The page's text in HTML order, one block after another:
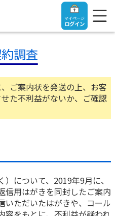
マイページ
ログイン
グイン
調査
ご案内状を発送の上、お客
た不利益がないか、ご確認
について、2019年9月に、
信用はがきを同封したご案内
いただいたはがきや、コール